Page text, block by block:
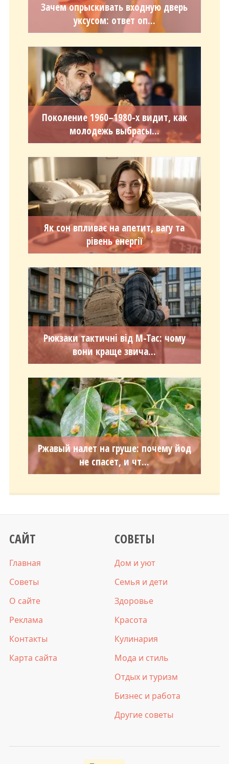
Зачем опрыскивать входную дверь
уксусом: ответ оп...
Поколение 1960–1980-х видит, как
молодежь выбрасы...
Як сон впливає на апетит, вагу та
рівень енергії
Рюкзаки тактичні від M-Tac: чому
вони краще звича...
Ржавый налет на груше: почему йод
не спасет, и чт...
САЙТ
Главная
Советы
О сайте
Реклама
Контакты
Карта сайта
СОВЕТЫ
Дом и уют
Семья и дети
Здоровье
Красота
Кулинария
Мода и стиль
Отдых и туризм
Бизнес и работа
Другие советы